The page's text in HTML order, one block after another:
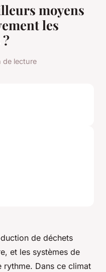
moyens
les
de lecture
de déchets
et les systèmes de
rythme. Dans ce climat